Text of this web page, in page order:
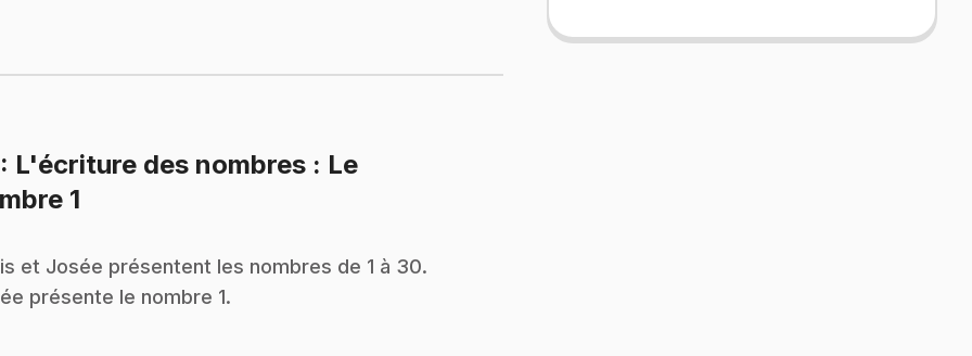
: L'écriture des nombres : Le
1
et Josée présentent les nombres de 1 à 30.
présente le nombre 1.